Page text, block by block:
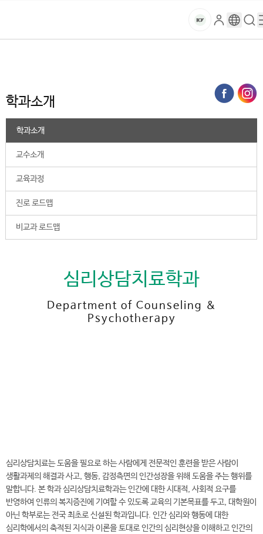
건
대
학
교
마
로
그
구
글
검
색
메
뉴
로
학과소개
학과소개
교수소개
교육과정
진로 로드맵
비교과 로드맵
심리상담치료학과
Department of Counseling &
Psychotherapy
심리상담치료는 도움을 필요로 하는 사람에게 전문적인 훈련을 받은 사람이
생활과제의 해결과 사고, 행동, 감정측면의 인간성장을 위해 도움을 주는 행위를
말합니다. 본 학과 심리상담치료학과는 인간에 대한 시대적, 사회적 요구를
반영하여 인류의 복지증진에 기여할 수 있도록 교육의 기본목표를 두고, 대학원이
아닌 학부로는 전국 최초로 신설된 학과입니다. 인간 심리와 행동에 대한
심리학에서의 축적된 지식과 이론을 토대로 인간의 심리현상을 이해하고 인간의